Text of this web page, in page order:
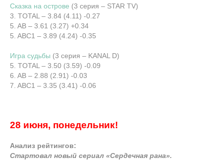
Сказка на острове (3 серия – STAR TV)
3. TOTAL – 3.84 (4.11) -0.27
5. AB – 3.61 (3.27) +0.34
5. ABC1 – 3.89 (4.24) -0.35
Игра судьбы (3 серия – KANAL D)
5. TOTAL – 3.50 (3.59) -0.09
6. AB – 2.88 (2.91) -0.03
7. ABC1 – 3.35 (3.41) -0.06
28 июня, понедельник!
Анализ рейтингов:
Стартовал новый сериал «Сердечная рана».